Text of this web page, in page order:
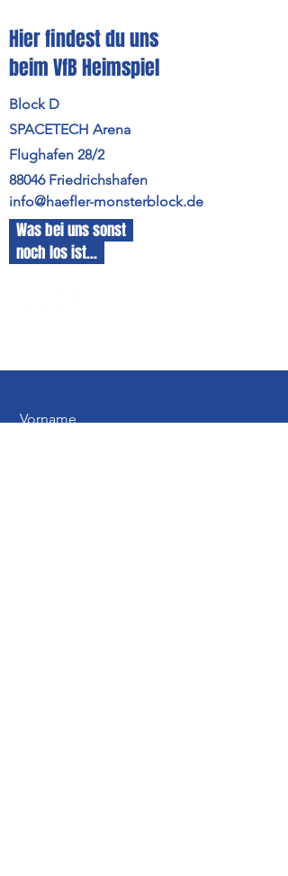
Hier findest du uns
beim VfB Heimspiel
Block D
SPACETECH Arena
Flughafen 28/2
88046 Friedrichshafen
info@haefler-monsterblock.de
Was bei uns sonst
noch los ist...
Vorname